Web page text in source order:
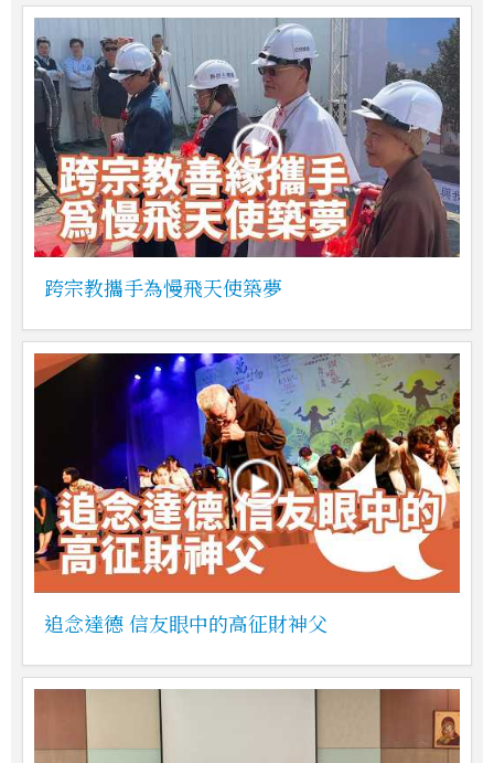
跨宗教攜手為慢飛天使築夢
追念達德 信友眼中的高征財神父